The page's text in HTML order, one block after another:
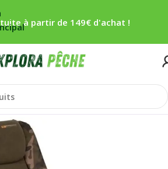
à partir de 149€ d'achat !
/Chaises/Level chair